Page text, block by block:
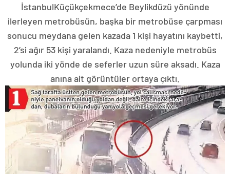
İstanbulKüçükçekmece’de Beylikdüzü yönünde
ilerleyen metrobüsün, başka bir metrobüse çarpması
sonucu meydana gelen kazada 1 kişi hayatını kaybetti,
2’si ağır 53 kişi yaralandı. Kaza nedeniyle metrobüs
yolunda iki yönde de seferler uzun süre aksadı. Kaza
anına ait görüntüler ortaya çıktı.